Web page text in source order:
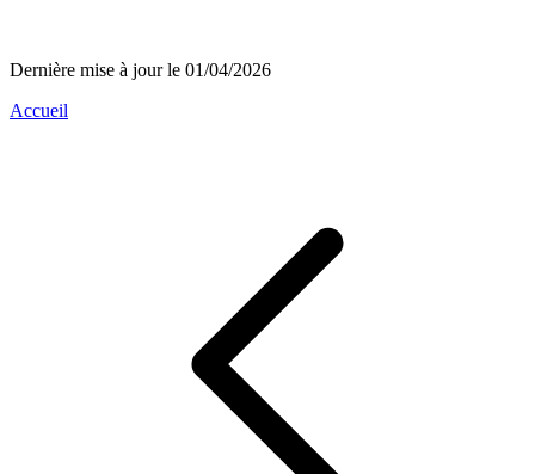
Dernière mise à jour le 01/04/2026
Accueil